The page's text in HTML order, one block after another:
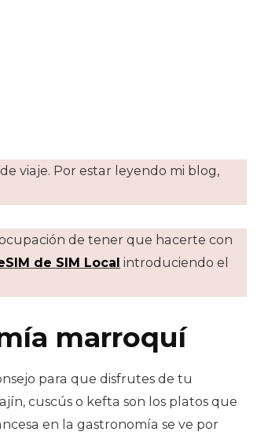
viaje. Por estar leyendo mi blog,
de tener que hacerte con
de SIM Local introduciendo el
marroquí
para que disfrutes de tu
cuscús o kefta son los platos que
en la gastronomía se ve por